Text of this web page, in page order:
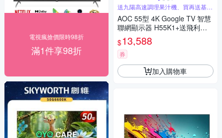
電視瘋搶價限時98折
滿1件享98折
送九陽高速調理果汁機、買再送基本
安裝
AOC 55型 4K Google TV 智慧
聯網顯示器 H55K1+送飛利浦
輕巧筋膜槍 PPM7303
$13,588
券
加入購物車